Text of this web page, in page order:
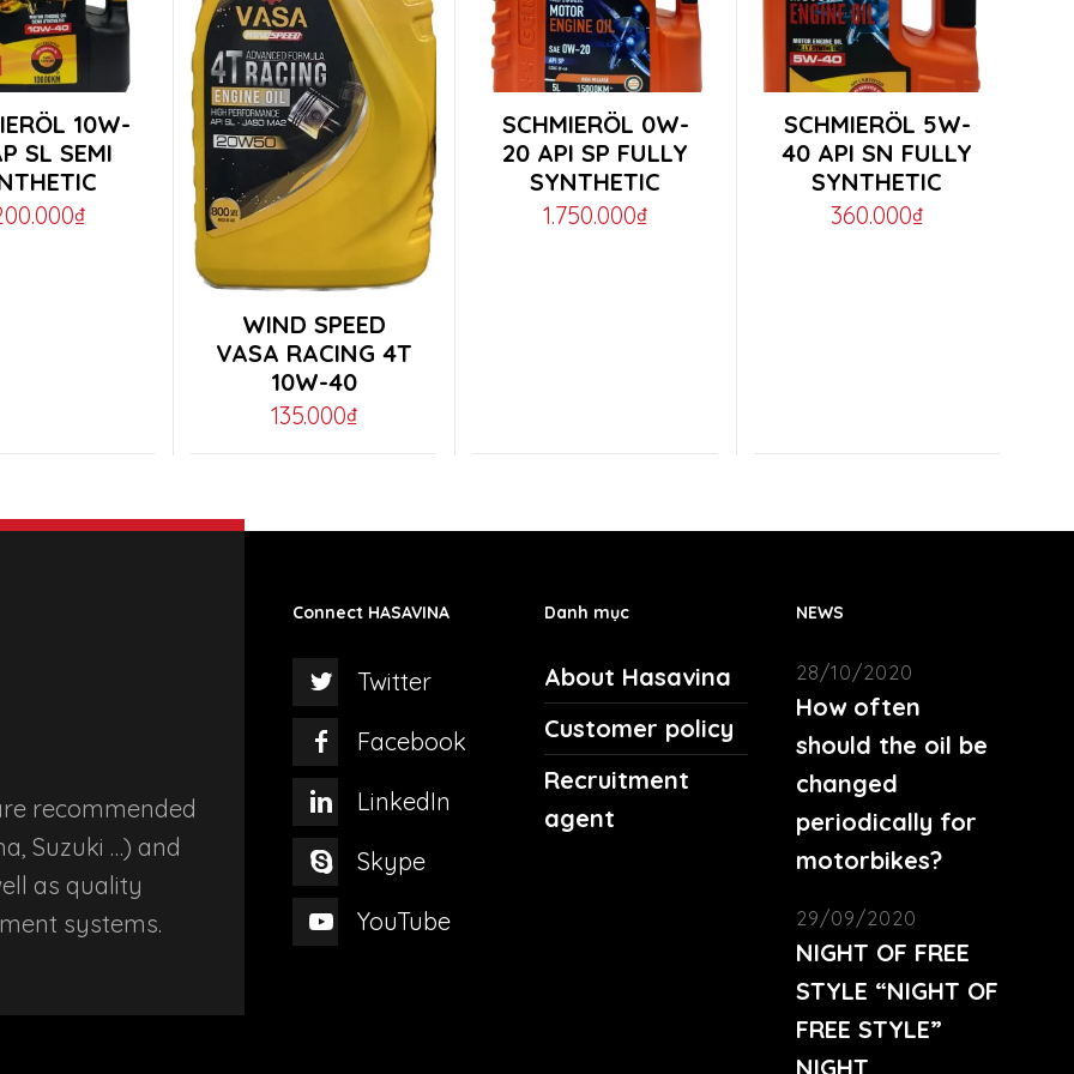
10W-
SL SEMI
₫
product
multiple
options
page
WIND SPEED
VASA RACING 4T
10W-40
135.000₫
This
product
multiple
the
SCHMIERÖL 0W-
20 API SP FULLY
SYNTHETIC
1.750.000₫
This
product
multiple
the
page
SCHMIERÖL 5W-
40 API SN FULLY
SYNTHETIC
360.000₫
recommended
Suzuki …) and
as quality
systems.
Connect HASAVINA
Twitter
Facebook
LinkedIn
Skype
YouTube
Danh mục
About Hasavina
Customer policy
Recruitment
agent
NEWS
28/10/2020
How often
should the oil be
changed
periodically for
motorbikes?
29/09/2020
NIGHT OF FREE
STYLE “NIGHT OF
FREE STYLE”
NIGHT